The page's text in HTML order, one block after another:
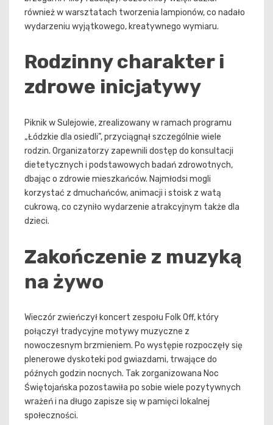
również w warsztatach tworzenia lampionów, co nadało
wydarzeniu wyjątkowego, kreatywnego wymiaru.
Rodzinny charakter i
zdrowe inicjatywy
Piknik w Sulejowie, zrealizowany w ramach programu
„Łódzkie dla osiedli”, przyciągnął szczególnie wiele
rodzin. Organizatorzy zapewnili dostęp do konsultacji
dietetycznych i podstawowych badań zdrowotnych,
dbając o zdrowie mieszkańców. Najmłodsi mogli
korzystać z dmuchańców, animacji i stoisk z watą
cukrową, co czyniło wydarzenie atrakcyjnym także dla
dzieci.
Zakończenie z muzyką
na żywo
Wieczór zwieńczył koncert zespołu Folk Off, który
połączył tradycyjne motywy muzyczne z
nowoczesnym brzmieniem. Po występie rozpoczęły się
plenerowe dyskoteki pod gwiazdami, trwające do
późnych godzin nocnych. Tak zorganizowana Noc
Świętojańska pozostawiła po sobie wiele pozytywnych
wrażeń i na długo zapisze się w pamięci lokalnej
społeczności.